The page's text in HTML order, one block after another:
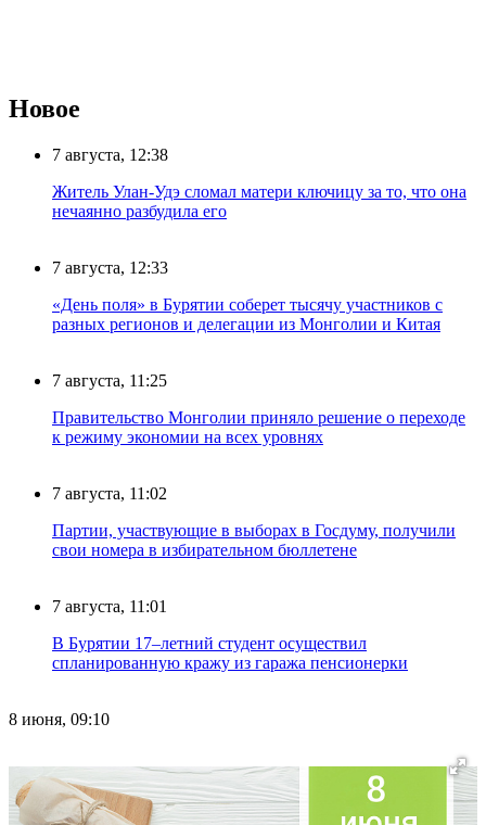
Новое
7 августа, 12:38
Житель Улан-Удэ сломал матери ключицу за то, что она
нечаянно разбудила его
7 августа, 12:33
«День поля» в Бурятии соберет тысячу участников с
разных регионов и делегации из Монголии и Китая
7 августа, 11:25
Правительство Монголии приняло решение о переходе
к режиму экономии на всех уровнях
7 августа, 11:02
Партии, участвующие в выборах в Госдуму, получили
свои номера в избирательном бюллетене
7 августа, 11:01
В Бурятии 17–летний студент осуществил
спланированную кражу из гаража пенсионерки
8 июня, 09:10